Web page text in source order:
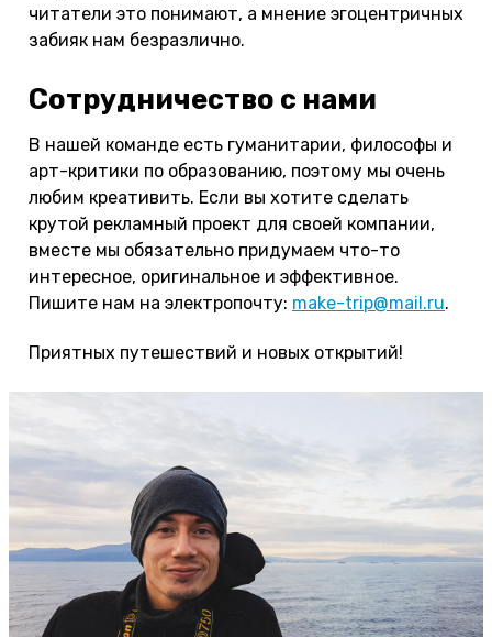
читатели это понимают, а мнение эгоцентричных
забияк нам безразлично.
Сотрудничество с нами
В нашей команде есть гуманитарии, философы и
арт-критики по образованию, поэтому мы очень
любим креативить. Если вы хотите сделать
крутой рекламный проект для своей компании,
вместе мы обязательно придумаем что-то
интересное, оригинальное и эффективное.
Пишите нам на электропочту: make-trip@mail.ru.
Приятных путешествий и новых открытий!